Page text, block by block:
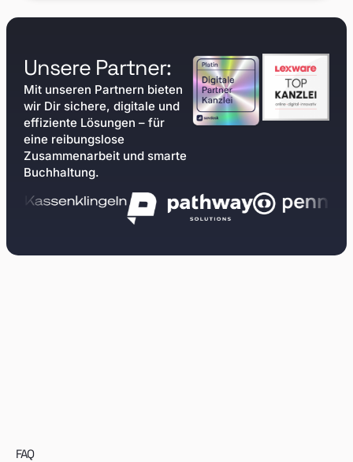
Unsere Partner:
Mit unseren Partnern bieten
wir Dir sichere, digitale und
effiziente Lösungen – für
eine reibungslose
Zusammenarbeit und smarte
Buchhaltung.
FAQ